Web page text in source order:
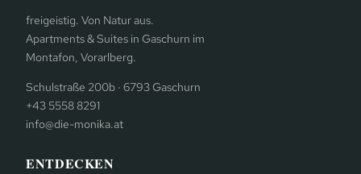
freigeistig. Von Natur aus.
Apartments & Suites in Gaschurn im
Montafon, Vorarlberg.
Schulstraße 200b · 6793 Gaschurn
+43 5558 8291
info@die-monika.at
ENTDECKEN